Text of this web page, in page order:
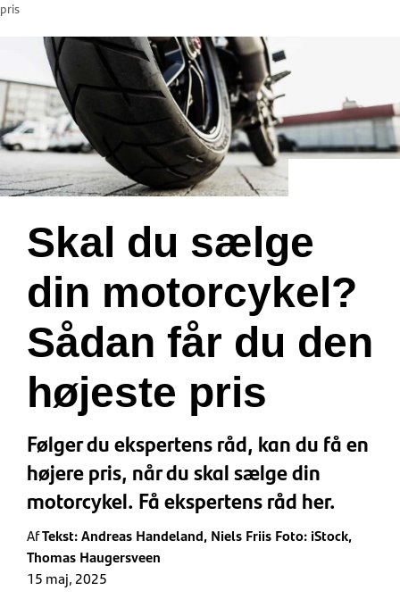
pris
Skal du sælge
din motorcykel?
Sådan får du den
højeste pris
Følger du ekspertens råd, kan du få en
højere pris, når du skal sælge din
motorcykel. Få ekspertens råd her.
AfTekst: Andreas Handeland, Niels Friis Foto: iStock,
Thomas Haugersveen
15 maj, 2025